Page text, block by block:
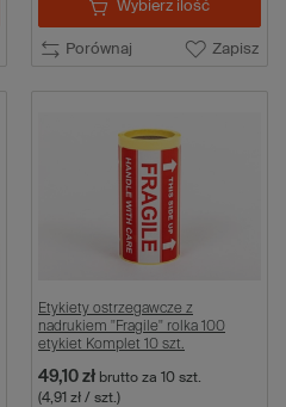
Porównaj Zapisz
Wybierz ilość
Etykiety ostrzegawcze z
nadrukiem "Fragile" rolka 100
etykiet Komplet 10 szt.
49,10 zł brutto za 10 szt.
(4,91 zł / szt.)